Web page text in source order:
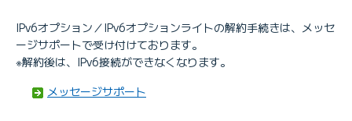
IPv6オプション／IPv6オプションライトの解約手続きは、メッセ
ージサポートで受け付けております。
※解約後は、IPv6接続ができなくなります。
メッセージサポート